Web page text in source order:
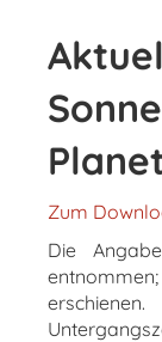
Zum
Die